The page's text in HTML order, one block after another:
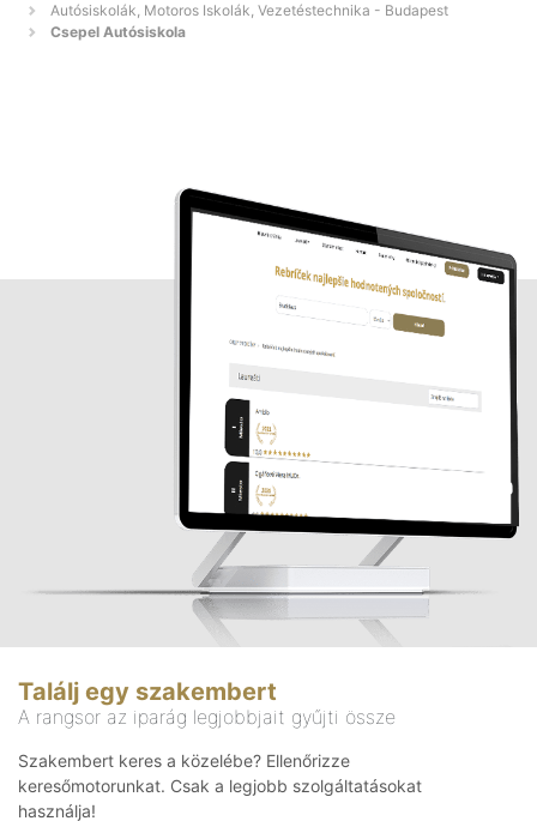
Autósiskolák, Motoros Iskolák, Vezetéstechnika - Budapest
Csepel Autósiskola
Találj egy szakembert
A rangsor az iparág legjobbjait gyűjti össze
Szakembert keres a közelébe? Ellenőrizze
keresőmotorunkat. Csak a legjobb szolgáltatásokat
használja!